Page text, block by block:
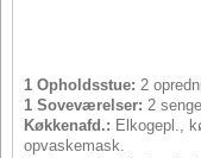
1 Opholdsstue: 2
1 Soveværelser: 2 senge
Køkkenafd.: Elkogepl.,
opvaskemask.